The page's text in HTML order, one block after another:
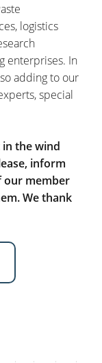
logistics
enterprises. In
adding to our
special
the wind
inform
our member
We thank